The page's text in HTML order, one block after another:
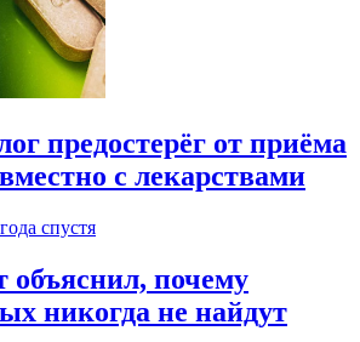
предостерёг от приёма
с лекарствами
спустя
объяснил, почему
никогда не найдут